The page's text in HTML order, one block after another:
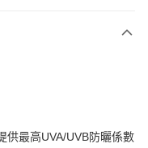
業銀行
供最高UVA/UVB防曬係數